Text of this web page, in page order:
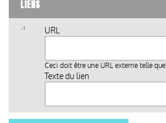
LIENS
URL
Ceci doit être une URL externe telle que
Texte du lien